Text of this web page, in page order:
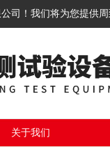
司！我们将为您提供周
关于我们